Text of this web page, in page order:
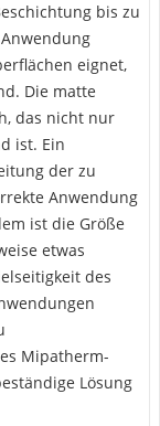
bis zu
eignet,
Die matte
das nicht nur
ist. Ein
der zu
Anwendung
ist die Größe
etwas
des
Mipatherm-
Lösung